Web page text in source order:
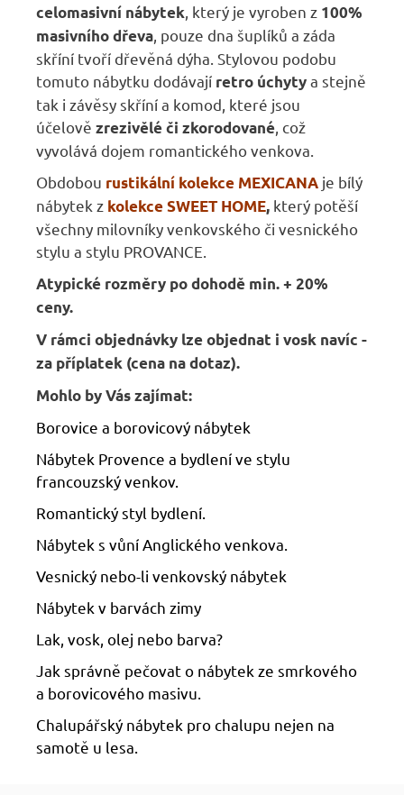
celomasivní nábytek, který je vyroben z 100%
masivního dřeva, pouze dna šuplíků a záda
skříní tvoří dřevěná dýha. Stylovou podobu
tomuto nábytku dodávají retro úchytya stejně
tak i závěsy skříní a komod, které jsou
účelově zrezivělé či zkorodované, což
vyvolává dojem romantického venkova.
Obdobou rustikální kolekce MEXICANA je bílý
nábytek z kolekce SWEET HOME, který potěší
všechny milovníky venkovského či vesnického
stylu a stylu PROVANCE.
Atypické rozměry po dohodě min. + 20%
ceny.
V rámci objednávky lze objednat i vosk navíc -
za příplatek (cena na dotaz).
Mohlo by Vás zajímat:
Borovice a borovicový nábytek
Nábytek Provence a bydlení ve stylu
francouzský venkov.
Romantický styl bydlení.
Nábytek s vůní Anglického venkova.
Vesnický nebo-li venkovský nábytek
Nábytek v barvách zimy
Lak, vosk, olej nebo barva?
Jak správně pečovat o nábytek ze smrkového
a borovicového masivu.
Chalupářský nábytek pro chalupu nejen na
samotě u lesa.